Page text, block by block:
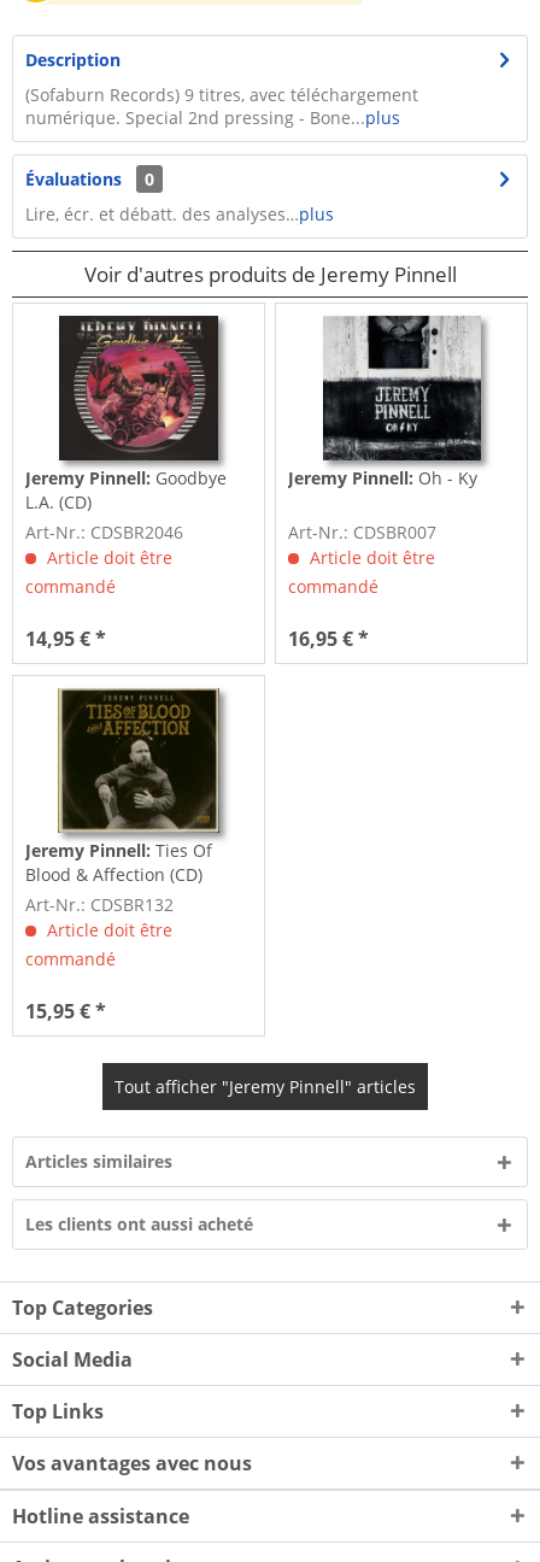
Description
(Sofaburn Records) 9 titres, avec téléchargement
numérique. Special 2nd pressing - Bone...plus
Évaluations
0
Lire, écr. et débatt. des analyses…plus
Voir d'autres produits de Jeremy Pinnell
Jeremy Pinnell: Goodbye
L.A. (CD)
Art-Nr.: CDSBR2046
Article doit être
commandé
14,95 € *
Jeremy Pinnell: Oh - Ky
Art-Nr.: CDSBR007
Article doit être
commandé
16,95 € *
Jeremy Pinnell:Ties Of
Blood & Affection (CD)
Art-Nr.: CDSBR132
Article doit être
commandé
15,95 € *
Tout afficher "Jeremy Pinnell" articles
Articles similaires
Les clients ont aussi acheté
Top Categories
Social Media
Top Links
Vos avantages avec nous
Hotline assistance